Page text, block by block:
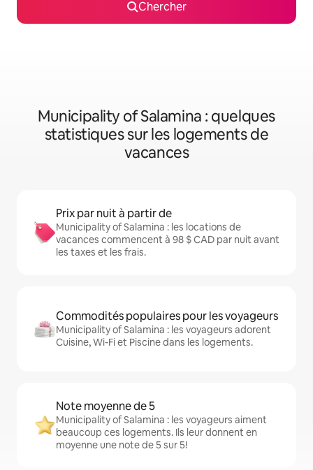
Chercher
Municipality of Salamina : quelques
statistiques sur les logements de
vacances
Prix par nuit à partir de
Municipality of Salamina : les locations de
vacances commencent à 98 $ CAD par nuit avant
les taxes et les frais.
Commodités populaires pour les voyageurs
Municipality of Salamina : les voyageurs adorent
Cuisine, Wi-Fi et Piscine dans les logements.
Note moyenne de 5
Municipality of Salamina : les voyageurs aiment
beaucoup ces logements. Ils leur donnent en
moyenne une note de 5 sur 5!